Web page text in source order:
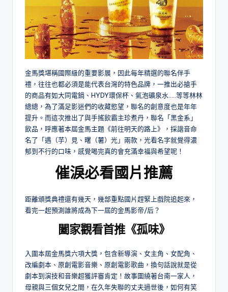
金馬獎堪稱國際級的重要影展，因此每年精選的聯名伴手
禮，往往也都必須是能代表台灣的特色品牌，一推出必搶手
的商品有如大同電鍋、HYDY環保杯、氣泡礦泉水…..等等林林
總總，為了滿足影迷們的收藏慾望，聯名的創意度也是年年
提升。而這次推出了與手搖飲霸主珍煮丹，聯名「黑金系」
飲品，呼應著本屆金馬主題《前往明天的路上》，採諧音命
名了「遇（芋）見、曙（薯）光」兩款，光看名字就覺得濃
郁到不行的口味，感覺喝完真的會充滿幸福與希望呢！
催淚必看國片推薦
距離頒獎典禮還有幾天，幾部重點國片趕緊上戲院追起來，
看完一起預測誰將成為下一屆的金馬影帝/后？
闔家觀看首推《孤味》
入圍本屆金馬獎六項大獎，包含新導演、女主角、女配角、
改編劇本、原創電影音樂、原創電影歌曲，換句話說就是從
劇本到演技和音樂超獲評審肯定！故事圍繞著台南一家人，
母親與三個女兒之間，在久年失聯的丈夫過世後，如何有笑